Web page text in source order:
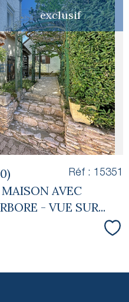
exclusif
le
AVEC
- VUE SUR...
Réf : 15351